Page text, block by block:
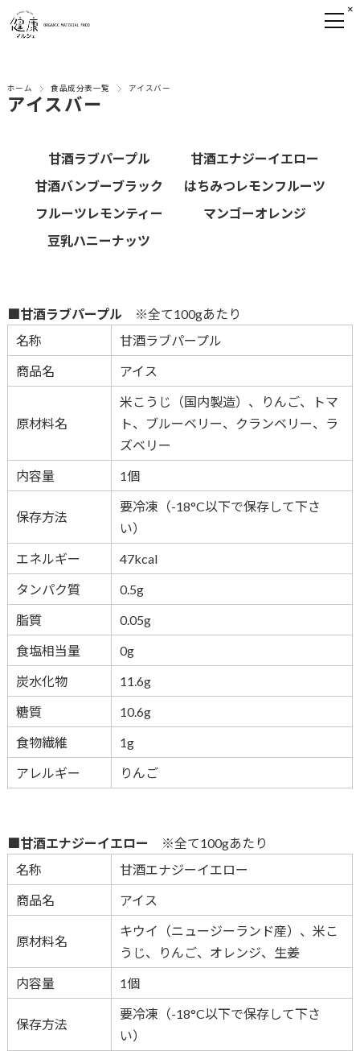
ホーム 食品成分表一覧 アイスバー
アイスバー
甘酒ラブパープル
甘酒エナジーイエロー
甘酒バンブーブラック
はちみつレモンフルーツ
フルーツレモンティー
マンゴーオレンジ
豆乳ハニーナッツ
■甘酒ラブパープル ※全て100gあたり
名称
甘酒ラブパープル
商品名
アイス
原材料名
米こうじ（国内製造）、りんご、トマ
ト、ブルーベリー、クランベリー、ラ
ズベリー
内容量
1個
保存方法
要冷凍（-18°C以下で保存して下さ
い）
エネルギー
47kcal
タンパク質
0.5g
脂質
0.05g
食塩相当量
0g
炭水化物
11.6g
糖質
10.6g
食物繊維
1g
アレルギー
りんご
■甘酒エナジーイエロー
※全て100gあたり
名称
甘酒エナジーイエロー
商品名
アイス
原材料名
キウイ（ニュージーランド産）、米こ
うじ、りんご、オレンジ、生姜
内容量
1個
保存方法
要冷凍（-18°C以下で保存して下さ
い）
×